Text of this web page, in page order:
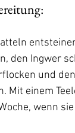
den Ingwer
und
Mit einem
wenn